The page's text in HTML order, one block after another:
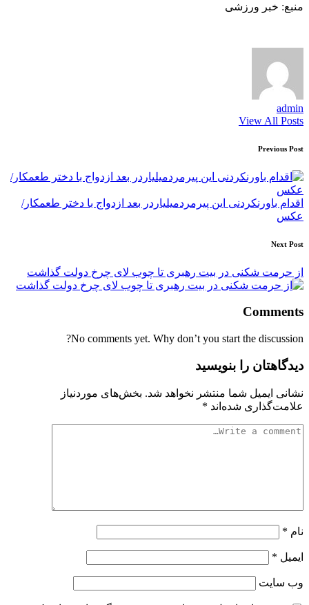
منبع: خبر ورزشی
admin
View All Posts
Post
navigation
Previous Post
اقدام باورنکردنی این پیرمردمیلیاردر بعد ازدواج با دختر طعمکار/
عکس
Next Post
از حرمت شکنی در بیت رهبری تا چوب لای چرخ دولت گذاشت
Comments
No comments yet. Why don’t you start the discussion?
دیدگاهتان را بنویسید
نشانی ایمیل شما منتشر نخواهد شد. بخش‌های موردنیاز
علامت‌گذاری شده‌اند *
نام *
ایمیل *
وب‌ سایت